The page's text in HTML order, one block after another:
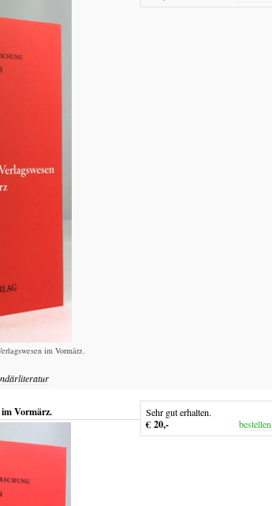
im Vormärz.
Vormärz. Sehr gut erhalten.
€ 20,- bestellen